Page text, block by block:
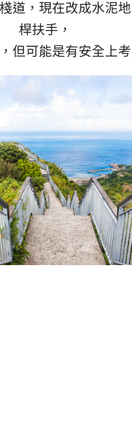
道，現在改成水泥
桿扶手，
但可能是有安全上考